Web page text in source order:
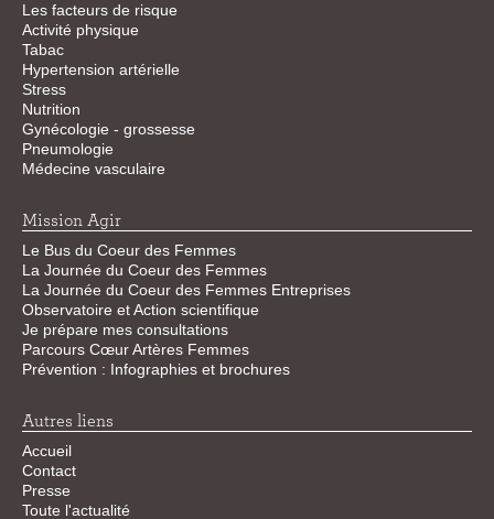
Les facteurs de risque
Activité physique
Tabac
Hypertension artérielle
Stress
Nutrition
Gynécologie - grossesse
Pneumologie
Médecine vasculaire
Mission Agir
Le Bus du Coeur des Femmes
La Journée du Coeur des Femmes
La Journée du Coeur des Femmes Entreprises
Observatoire et Action scientifique
Je prépare mes consultations
Parcours Cœur Artères Femmes
Prévention : Infographies et brochures
Autres liens
Accueil
Contact
Presse
Toute l'actualité